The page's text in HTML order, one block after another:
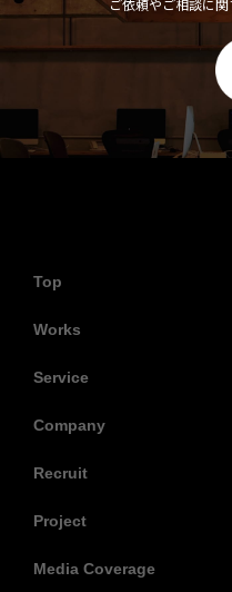
ご依頼やご相談に
Top
Works
Service
Company
Recruit
Project
Media Coverage